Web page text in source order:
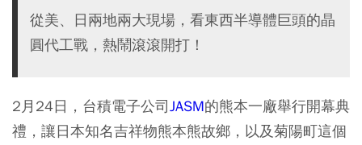
從美、日兩地兩大現場，看東西半導體巨頭的晶
圓代工戰，熱鬧滾滾開打！
2月24日，台積電子公司JASM的熊本一廠舉行開幕典
禮，讓日本知名吉祥物熊本熊故鄉，以及菊陽町這個